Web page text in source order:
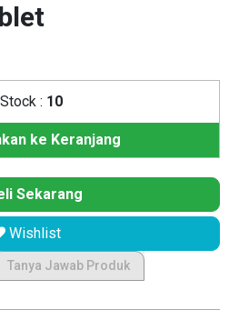
: 10
ke Keranjang
Sekarang
Wishlist
Tanya Jawab Produk